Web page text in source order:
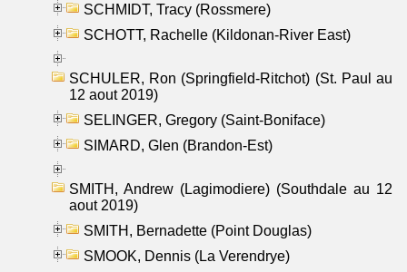
SCHMIDT, Tracy (Rossmere)
SCHOTT, Rachelle (Kildonan-River East)
SCHULER, Ron (Springfield-Ritchot) (St. Paul au
12 aout 2019)
SELINGER, Gregory (Saint-Boniface)
SIMARD, Glen (Brandon-Est)
SMITH, Andrew (Lagimodiere) (Southdale au 12
aout 2019)
SMITH, Bernadette (Point Douglas)
SMOOK, Dennis (La Verendrye)